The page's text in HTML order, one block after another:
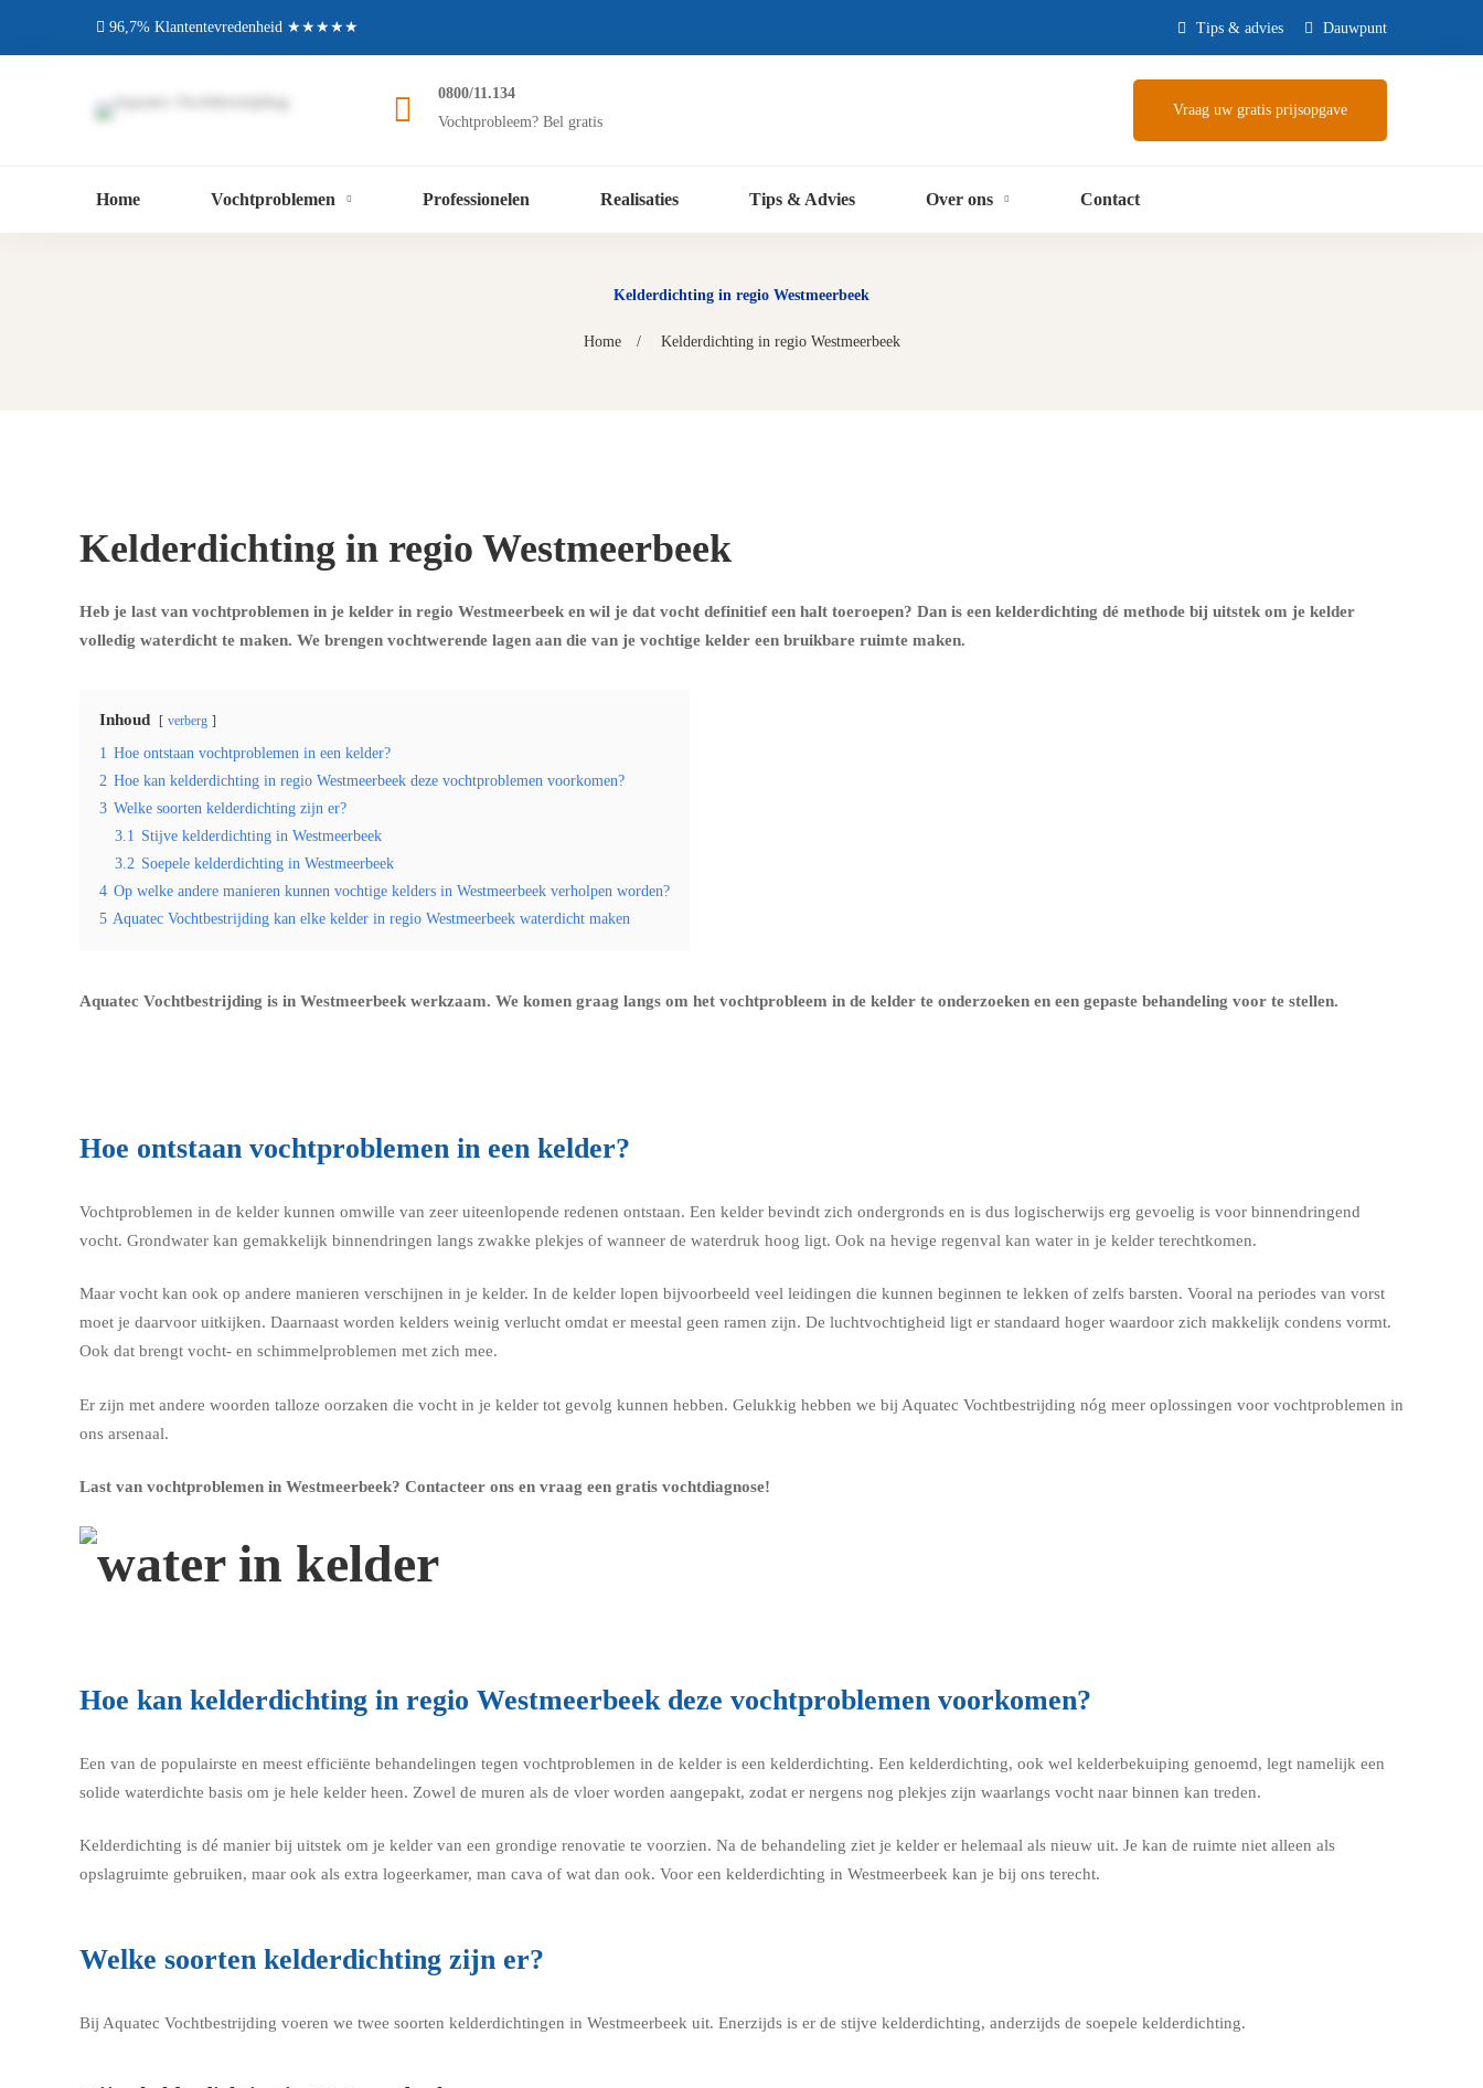
96,7% Klantentevredenheid ★★★★★ Tips & advies Dauwpunt
0800/11.134
Vochtprobleem? Bel gratis
Vraag uw gratis prijsopgave
Home Vochtproblemen Professionelen Realisaties Tips & Advies Over ons Contact
Kelderdichting in regio Westmeerbeek
Home Kelderdichting in regio Westmeerbeek
Kelderdichting in regio Westmeerbeek
Heb je last van vochtproblemen in je kelder in regio Westmeerbeek en wil je dat vocht definitief een halt toeroepen? Dan is een kelderdichting dé methode bij uitstek om je kelder
volledig waterdicht te maken. We brengen vochtwerende lagen aan die van je vochtige kelder een bruikbare ruimte maken.
Inhoud verberg
1 Hoe ontstaan vochtproblemen in een kelder?
2 Hoe kan kelderdichting in regio Westmeerbeek deze vochtproblemen voorkomen?
3 Welke soorten kelderdichting zijn er?
3.1 Stijve kelderdichting in Westmeerbeek
3.2 Soepele kelderdichting in Westmeerbeek
4 Op welke andere manieren kunnen vochtige kelders in Westmeerbeek verholpen worden?
5 Aquatec Vochtbestrijding kan elke kelder in regio Westmeerbeek waterdicht maken
Aquatec Vochtbestrijding is in Westmeerbeek werkzaam. We komen graag langs om het vochtprobleem in de kelder te onderzoeken en een gepaste behandeling voor te stellen.
Hoe ontstaan vochtproblemen in een kelder?
Vochtproblemen in de kelder kunnen omwille van zeer uiteenlopende redenen ontstaan. Een kelder bevindt zich ondergronds en is dus logischerwijs erg gevoelig is voor binnendringend
vocht. Grondwater kan gemakkelijk binnendringen langs zwakke plekjes of wanneer de waterdruk hoog ligt. Ook na hevige regenval kan water in je kelder terechtkomen.
Maar vocht kan ook op andere manieren verschijnen in je kelder. In de kelder lopen bijvoorbeeld veel leidingen die kunnen beginnen te lekken of zelfs barsten. Vooral na periodes van vorst
moet je daarvoor uitkijken. Daarnaast worden kelders weinig verlucht omdat er meestal geen ramen zijn. De luchtvochtigheid ligt er standaard hoger waardoor zich makkelijk condens vormt.
Ook dat brengt vocht- en schimmelproblemen met zich mee.
Er zijn met andere woorden talloze oorzaken die vocht in je kelder tot gevolg kunnen hebben. Gelukkig hebben we bij Aquatec Vochtbestrijding nóg meer oplossingen voor vochtproblemen in
ons arsenaal.
Last van vochtproblemen in Westmeerbeek? Contacteer ons en vraag een gratis vochtdiagnose!
Hoe kan kelderdichting in regio Westmeerbeek deze vochtproblemen voorkomen?
Een van de populairste en meest efficiënte behandelingen tegen vochtproblemen in de kelder is een kelderdichting. Een kelderdichting, ook wel kelderbekuiping genoemd, legt namelijk een
solide waterdichte basis om je hele kelder heen. Zowel de muren als de vloer worden aangepakt, zodat er nergens nog plekjes zijn waarlangs vocht naar binnen kan treden.
Kelderdichting is dé manier bij uitstek om je kelder van een grondige renovatie te voorzien. Na de behandeling ziet je kelder er helemaal als nieuw uit. Je kan de ruimte niet alleen als
opslagruimte gebruiken, maar ook als extra logeerkamer, man cava of wat dan ook. Voor een kelderdichting in Westmeerbeek kan je bij ons terecht.
Welke soorten kelderdichting zijn er?
Bij Aquatec Vochtbestrijding voeren we twee soorten kelderdichtingen in Westmeerbeek uit. Enerzijds is er de stijve kelderdichting, anderzijds de soepele kelderdichting.